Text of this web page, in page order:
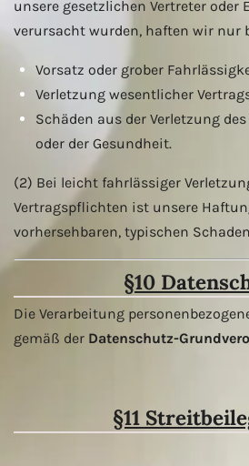
unsere gesetzlichen Vertreter oder
verursacht wurden, haften wir nur
Vorsatz oder grober
Verletzung wesentlicher
Schäden aus der Verletzung
oder der Gesundheit.
(2) Bei leicht fahrlässiger
Vertragspflichten ist unsere
vorhersehbaren, typischen
§10
Die Verarbeitung
gemäß der Datenschutz-
§11